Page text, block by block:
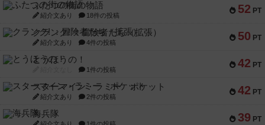
52 PT
ふたつの街の物語
紹介文あり 18件の投稿
50 PT
クランク! ：冒険者たち（拡張）
紹介文あり 4件の投稿
42 PT
とうほうの！
1件の投稿
42 PT
スターマイン・ラミー ポケット
紹介文あり 2件の投稿
39 PT
海兵隊